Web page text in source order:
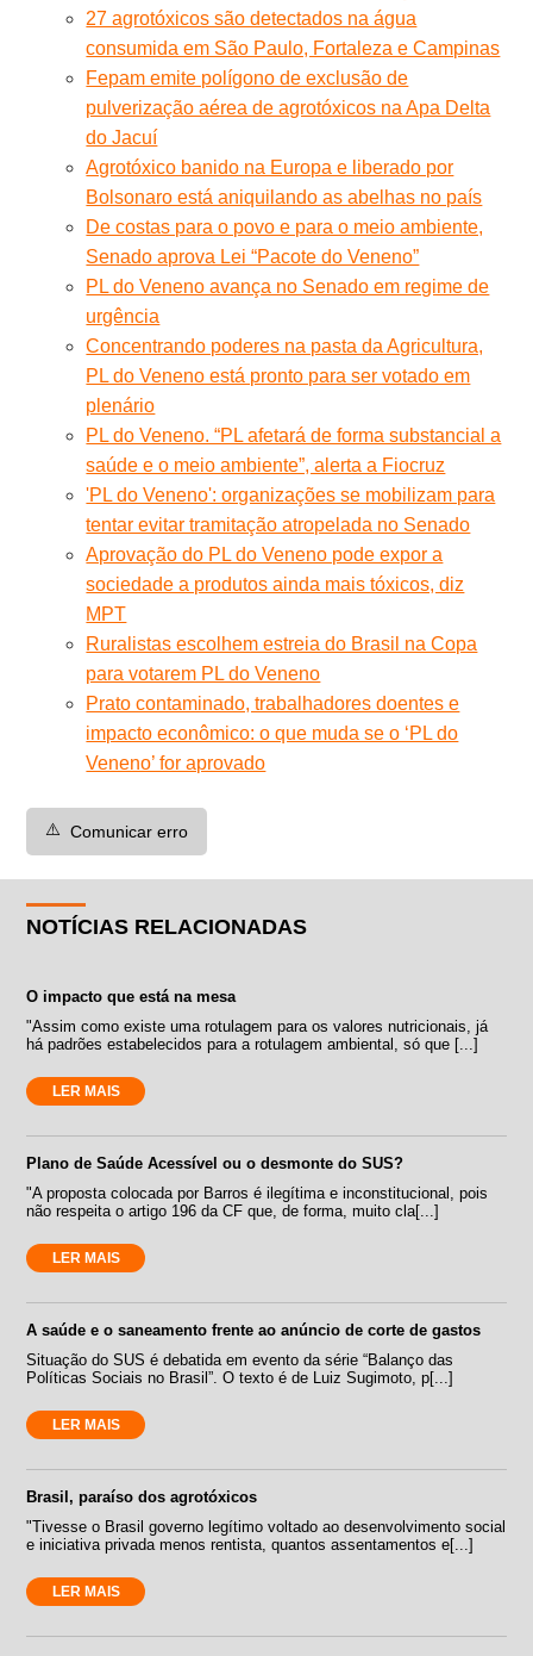
27 agrotóxicos são detectados na água
consumida em São Paulo, Fortaleza e Campinas
Fepam emite polígono de exclusão de
pulverização aérea de agrotóxicos na Apa Delta
do Jacuí
Agrotóxico banido na Europa e liberado por
Bolsonaro está aniquilando as abelhas no país
De costas para o povo e para o meio ambiente,
Senado aprova Lei “Pacote do Veneno”
PL do Veneno avança no Senado em regime de
urgência
Concentrando poderes na pasta da Agricultura,
PL do Veneno está pronto para ser votado em
plenário
PL do Veneno. “PL afetará de forma substancial a
saúde e o meio ambiente”, alerta a Fiocruz
'PL do Veneno': organizações se mobilizam para
tentar evitar tramitação atropelada no Senado
Aprovação do PL do Veneno pode expor a
sociedade a produtos ainda mais tóxicos, diz
MPT
Ruralistas escolhem estreia do Brasil na Copa
para votarem PL do Veneno
Prato contaminado, trabalhadores doentes e
impacto econômico: o que muda se o ‘PL do
Veneno’ for aprovado
⚠️ Comunicar erro
NOTÍCIAS RELACIONADAS
O impacto que está na mesa
"Assim como existe uma rotulagem para os valores nutricionais, já
há padrões estabelecidos para a rotulagem ambiental, só que [...]
LER MAIS
Plano de Saúde Acessível ou o desmonte do SUS?
"A proposta colocada por Barros é ilegítima e inconstitucional, pois
não respeita o artigo 196 da CF que, de forma, muito cla[...]
LER MAIS
A saúde e o saneamento frente ao anúncio de corte de gastos
Situação do SUS é debatida em evento da série “Balanço das
Políticas Sociais no Brasil”. O texto é de Luiz Sugimoto, p[...]
LER MAIS
Brasil, paraíso dos agrotóxicos
"Tivesse o Brasil governo legítimo voltado ao desenvolvimento social
e iniciativa privada menos rentista, quantos assentamentos e[...]
LER MAIS